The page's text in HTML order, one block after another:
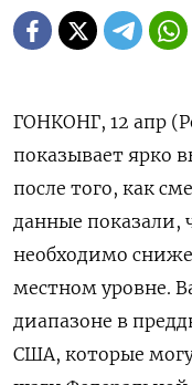
ГОНКОНГ, 12 апр
показывает ярко
после того, как
данные показали,
необходимо
местном уровне.
диапазоне в
США, которые